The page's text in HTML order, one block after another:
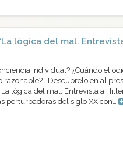
lógica del mal.
individual? ¿Cuándo el
razonable? Descúbrelo en al
lógica del mal. Entrevista a
perturbadoras del siglo XX con…